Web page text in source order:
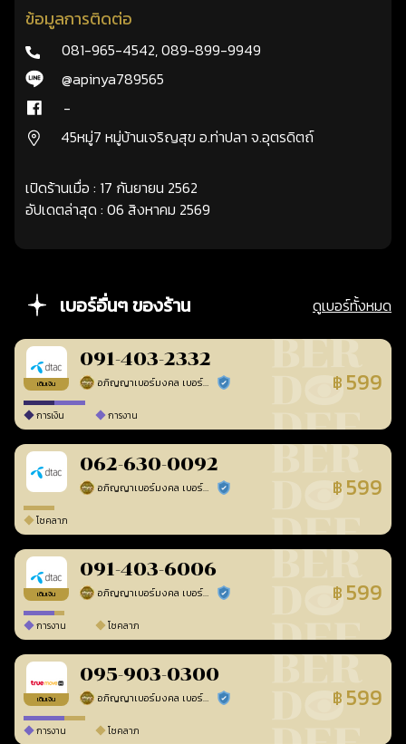
ข้อมูลการติดต่อ
081-965-4542,089-899-9949
@apinya789565
-
45หมู่7 หมู่บ้านเจริญสุข อ.ท่าปลา จ.อุตรดิตถ์
เปิดร้านเมื่อ : 17 กันยายน 2562
อัปเดตล่าสุด : 06 สิงหาคม 2569
เบอร์อื่นๆ ของร้าน ดูเบอร์ทั้งหมด
เติมเงิน
091-403-2332
อภิญญาเบอร์มงคล เบอร์สวยเลขศาสตร์ ร้านยืนยันแล้ว ฿ 599
การเงิน การงาน
062-630-0092
อภิญญาเบอร์มงคล เบอร์สวยเลขศาสตร์ ร้านยืนยันแล้ว ฿ 599
โชคลาภ
เติมเงิน
091-403-6006
อภิญญาเบอร์มงคล เบอร์สวยเลขศาสตร์ ร้านยืนยันแล้ว ฿ 599
การงาน โชคลาภ
เติมเงิน
095-903-0300
อภิญญาเบอร์มงคล เบอร์สวยเลขศาสตร์ ร้านยืนยันแล้ว ฿ 599
การงาน โชคลาภ